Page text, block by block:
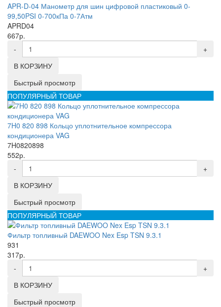
APR-D-04 Манометр для шин цифровой пластиковый 0-
99,50PSI 0-700кПа 0-7Атм
APRD04
667р.
-
+
В КОРЗИНУ
Быстрый просмотр
ПОПУЛЯРНЫЙ ТОВАР
7H0 820 898 Кольцо уплотнительное компрессора
кондиционера VAG
7H0820898
552р.
-
+
В КОРЗИНУ
Быстрый просмотр
ПОПУЛЯРНЫЙ ТОВАР
Фильтр топливный DAEWOO Nex Esp TSN 9.3.1
931
317р.
-
+
В КОРЗИНУ
Быстрый просмотр